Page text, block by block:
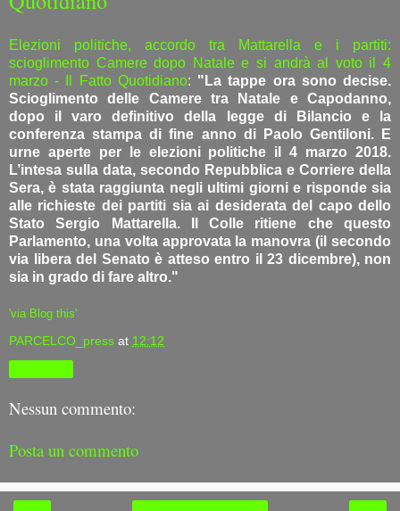
Elezioni politiche, accordo tra Mattarella e i partiti:
scioglimento Camere dopo Natale e si andrà al voto il 4
marzo - Il Fatto Quotidiano: "La tappe ora sono decise.
Scioglimento delle Camere tra Natale e Capodanno,
dopo il varo definitivo della legge di Bilancio e la
conferenza stampa di fine anno di Paolo Gentiloni. E
urne aperte per le elezioni politiche il 4 marzo 2018.
L’intesa sulla data, secondo Repubblica e Corriere della
Sera, è stata raggiunta negli ultimi giorni e risponde sia
alle richieste dei partiti sia ai desiderata del capo dello
Stato Sergio Mattarella. Il Colle ritiene che questo
Parlamento, una volta approvata la manovra (il secondo
via libera del Senato è atteso entro il 23 dicembre), non
sia in grado di fare altro."
'via Blog this'
PARCELCO_press at 12:12
Nessun commento:
Posta un commento